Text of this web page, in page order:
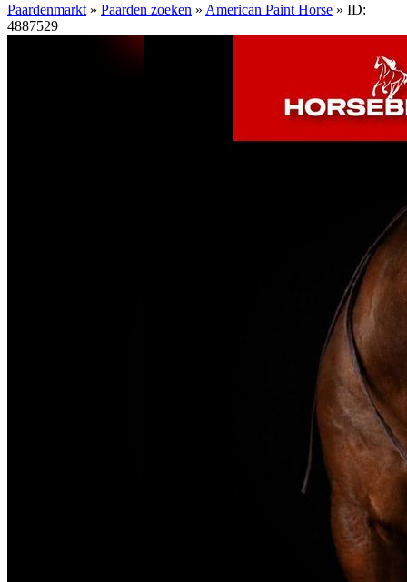
Paardenmarkt » Paarden zoeken » American Paint Horse » ID:
4887529